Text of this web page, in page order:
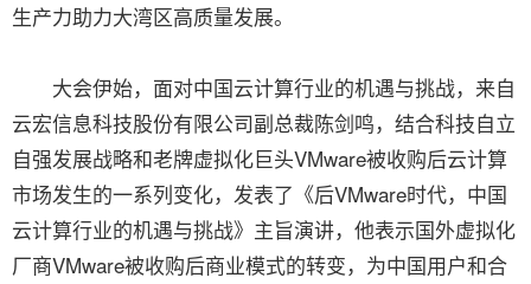
生产力助力大湾区高质量发展。
大会伊始，面对中国云计算行业的机遇与挑战，来自
云宏信息科技股份有限公司副总裁陈剑鸣，结合科技自立
自强发展战略和老牌虚拟化巨头VMware被收购后云计算
市场发生的一系列变化，发表了《后VMware时代，中国
云计算行业的机遇与挑战》主旨演讲，他表示国外虚拟化
厂商VMware被收购后商业模式的转变，为中国用户和合